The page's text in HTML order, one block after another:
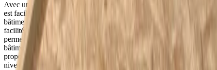
Avec une solution telle que les
est facile et rapide d'améliorer la sécurité incendie structurelle d'un
bâtiment. Grâce à leur haut degré de résistance au feu et à leur
facilité de mise en œuvre, les éléments de toiture Unidek Aero vous
permettent de doter votre projet de construction d'une enveloppe de
bâtiment sûre et résistante au feu en un rien de temps. Nous
proposons nos éléments de toiture Unidek Aero avec différents
niveaux de classification de réaction et résistance au feu.